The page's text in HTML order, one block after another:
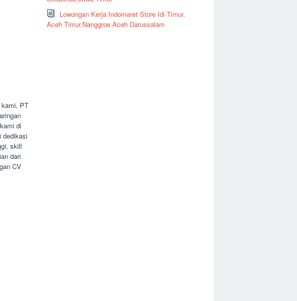
kami, PT
di
dedikasi
skill
dari
CV
Lowongan Kerja Indomaret Store Idi Timur,
Aceh Timur,Nanggroe Aceh Darussalam